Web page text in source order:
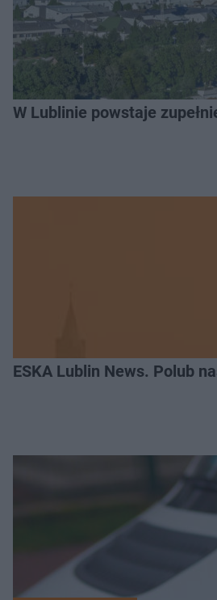
W Lublinie powstaje
ESKA Lublin News. Polub